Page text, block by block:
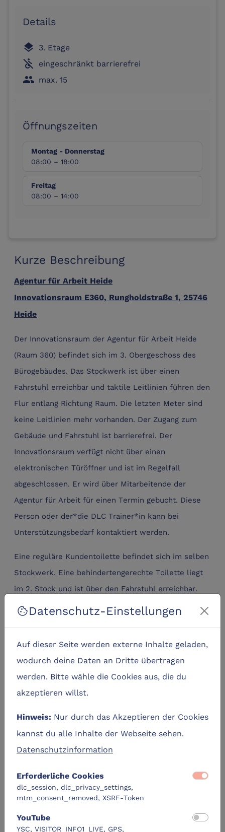
cookieDatenschutz-Einstellungen
Auf dieser Seite werden externe Inhalte geladen,
wodurch deine Daten an Dritte übertragen
werden. Bitte wähle die Cookies aus, die du
akzeptieren willst.
Hinweis: Nur durch das Akzeptieren der Cookies
kannst du alle Inhalte der Webseite sehen.
Datenschutzinformation
Erforderliche Cookies
dlc_session, dlc_privacy_settings,
mtm_consent_removed, XSRF-Token
YouTube
YSC, VISITOR_INFO1_LIVE, GPS,
Kurze Beschreibung
Agentur für Arbeit Heide
Innovationsraum E360, Rungholdstraße 1, 25746
Heide
Der Innovationsraum der Agentur für Arbeit Heide
(Raum 360) befindet sich im 3. Obergeschoss des
Bürogebäudes. Das Stockwerk ist über einen
Fahrstuhl erreichbar und taktile Leitlinien führen den
Flur entlang Richtung Raum. Die letzten Meter sind
keine Leitlinien mehr vorhanden. Der Zugang zum
Gebäude und Fahrstuhl ist barrierefrei. Der
Innovationsraum verfügt nicht über einen
elektronischen Türöffner und ist im Regelfall
abgeschlossen. Er wird über Mitarbeitende der
Agentur für Arbeit für einen Termin gebucht. Diese
Person oder der*die DLC Trainer*in kann bei
Unterstützungsbedarf kontaktiert werden.
Eine reguläre Kundentoilette befindet sich im selben
Stockwerk. Eine behindertengerechte Toilette liegt
im 2. Stock und ist über den Fahrstuhl erreichbar.
Der Innovationsraum ist an einer Seite durch große
Fensterflächen sehr hell. Der Ausblick reicht über
das umliegende Wohn- und Gewerbegebiet mit Blick
auf den Fernsehturm. Bei Bedarf können die Fenster
verdunkelt werden. Das Licht ist nicht dimmbar.
Verfügung. Die Bestuhlung ist in drei Sitzgruppen
gestaltet: ein runder Besprechungstisch mit
regulären Stühlen, ein reckteckiger Stehtisch mit
Sitzhockern. Die Tische und Sitzplätze sind nicht
höhenverstellbar.
Zur Ausstattung gehören ein großes Whiteboard, ein
Details
layers 3. Etage
not_accessible eingeschränkt barrierefrei
people max. 15
Öffnungszeiten
Montag - Donnerstag
08:00 – 18:00
Freitag
08:00 – 14:00